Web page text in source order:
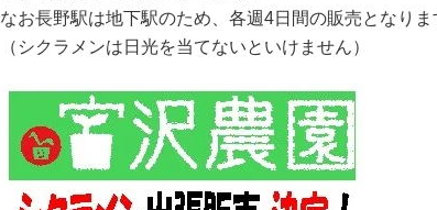
なお長野駅は地下駅のため、各週4日間の販売となりま
（シクラメンは日光を当てないといけません）